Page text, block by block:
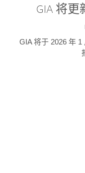
GIA 将
GIA 将于 2026 年